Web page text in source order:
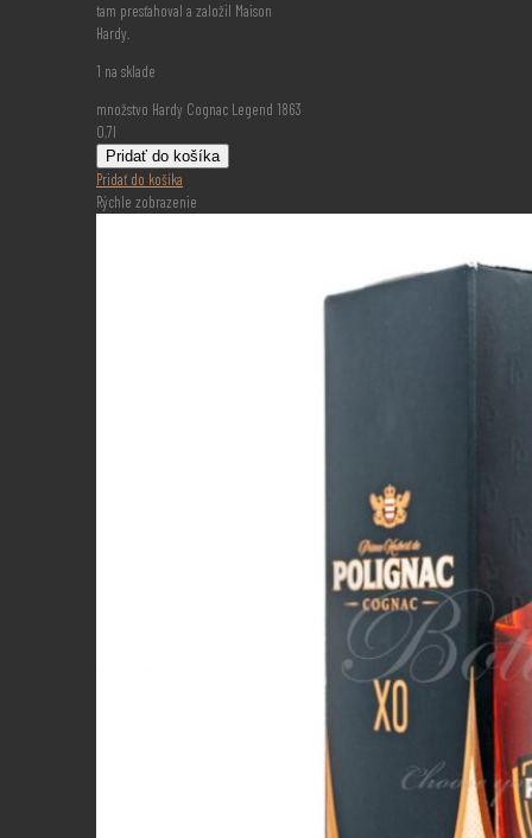
tam presťahoval a založil Maison
Hardy.
1 na sklade
množstvo Hardy Cognac Legend 1863
0,7l
Pridať do košíka
Pridať do košíka
Rýchle zobrazenie